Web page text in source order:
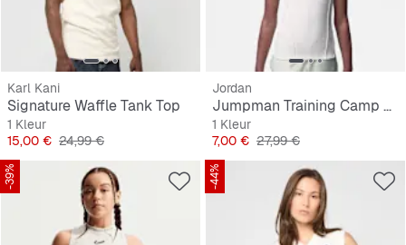
Karl Kani
Signature Waffle Tank Top
1 Kleur
Prijs
15,00 € Originele Prijs
24,99 €
Jordan
Jumpman Training Camp Pintuck T
1 Kleur
Prijs
7,00 € Originele Prijs
27,99 €
-39% -44%